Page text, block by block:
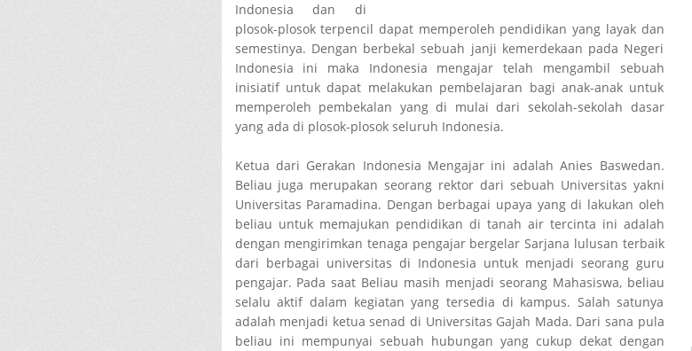
Indonesia dan di
plosok-plosok terpencil dapat memperoleh pendidikan yang layak dan
semestinya. Dengan berbekal sebuah janji kemerdekaan pada Negeri
Indonesia ini maka Indonesia mengajar telah mengambil sebuah
inisiatif untuk dapat melakukan pembelajaran bagi anak-anak untuk
memperoleh pembekalan yang di mulai dari sekolah-sekolah dasar
yang ada di plosok-plosok seluruh Indonesia.
Ketua dari Gerakan Indonesia Mengajar ini adalah Anies Baswedan.
Beliau juga merupakan seorang rektor dari sebuah Universitas yakni
Universitas Paramadina. Dengan berbagai upaya yang di lakukan oleh
beliau untuk memajukan pendidikan di tanah air tercinta ini adalah
dengan mengirimkan tenaga pengajar bergelar Sarjana lulusan terbaik
dari berbagai universitas di Indonesia untuk menjadi seorang guru
pengajar. Pada saat Beliau masih menjadi seorang Mahasiswa, beliau
selalu aktif dalam kegiatan yang tersedia di kampus. Salah satunya
adalah menjadi ketua senad di Universitas Gajah Mada. Dari sana pula
beliau ini mempunyai sebuah hubungan yang cukup dekat dengan